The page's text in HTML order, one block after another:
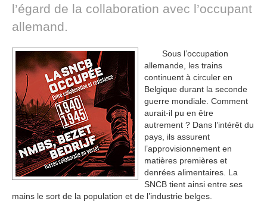
l’égard de la collaboration avec l’occupant
allemand.
Sous l’occupation
allemande, les trains
continuent à circuler en
Belgique durant la seconde
guerre mondiale. Comment
aurait-il pu en être
autrement ? Dans l’intérêt du
pays, ils assurent
l’approvisionnement en
matières premières et
denrées alimentaires. La
SNCB tient ainsi entre ses
mains le sort de la population et de l’industrie belges.